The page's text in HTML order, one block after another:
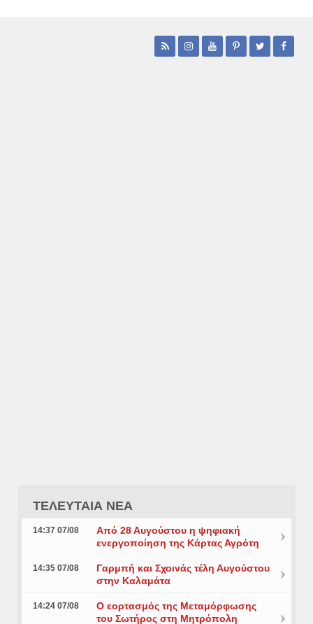
ΤΕΛΕΥΤΑΙΑ ΝΕΑ
14:37 07/08
Από 28 Αυγούστου η ψηφιακή
ενεργοποίηση της Κάρτας Αγρότη
14:35 07/08
Γαρμπή και Σχοινάς τέλη Αυγούστου
στην Καλαμάτα
14:24 07/08
Ο εορτασμός της Μεταμόρφωσης
του Σωτήρος στη Μητρόπολη